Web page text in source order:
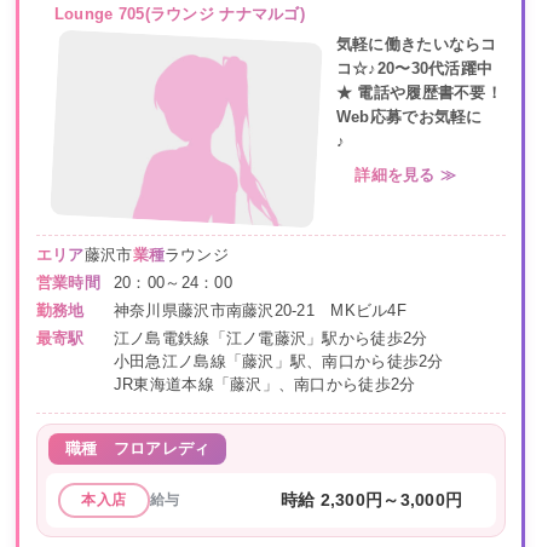
Lounge 705(ラウンジ ナナマルゴ)
気軽に働きたいならコ
コ☆♪20〜30代活躍中
★ 電話や履歴書不要！
Web応募でお気軽に
♪
詳細を見る ≫
エリア藤沢市業種ラウンジ
営業時間
20：00～24：00
勤務地
神奈川県藤沢市南藤沢20-21 MKビル4F
最寄駅
江ノ島電鉄線「江ノ電藤沢」駅から徒歩2分
小田急江ノ島線「藤沢」駅、南口から徒歩2分
JR東海道本線「藤沢」、南口から徒歩2分
職種 フロアレディ
本入店 給与 時給 2,300円～3,000円